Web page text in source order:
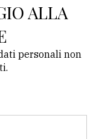
ALLA
personali non